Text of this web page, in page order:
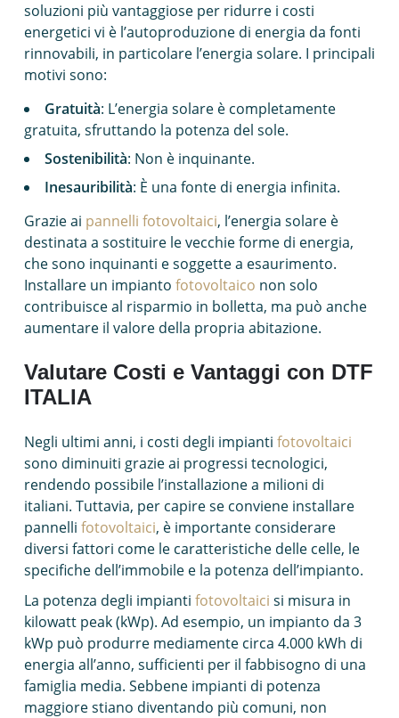
soluzioni più vantaggiose per ridurre i costi
energetici vi è l’autoproduzione di energia da fonti
rinnovabili, in particolare l’energia solare. I principali
motivi sono:
Gratuità: L’energia solare è completamente
gratuita, sfruttando la potenza del sole.
Sostenibilità: Non è inquinante.
Inesauribilità: È una fonte di energia infinita.
Grazie ai pannelli fotovoltaici, l’energia solare è
destinata a sostituire le vecchie forme di energia,
che sono inquinanti e soggette a esaurimento.
Installare un impianto fotovoltaico non solo
contribuisce al risparmio in bolletta, ma può anche
aumentare il valore della propria abitazione.
Valutare Costi e Vantaggi con DTF
ITALIA
Negli ultimi anni, i costi degli impianti fotovoltaici
sono diminuiti grazie ai progressi tecnologici,
rendendo possibile l’installazione a milioni di
italiani. Tuttavia, per capire se conviene installare
pannelli fotovoltaici, è importante considerare
diversi fattori come le caratteristiche delle celle, le
specifiche dell’immobile e la potenza dell’impianto.
La potenza degli impianti fotovoltaici si misura in
kilowatt peak (kWp). Ad esempio, un impianto da 3
kWp può produrre mediamente circa 4.000 kWh di
energia all’anno, sufficienti per il fabbisogno di una
famiglia media. Sebbene impianti di potenza
maggiore stiano diventando più comuni, non